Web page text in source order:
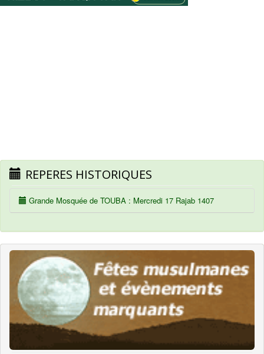
REPERES HISTORIQUES
Grande Mosquée de TOUBA : Mercredi 17 Rajab 1407